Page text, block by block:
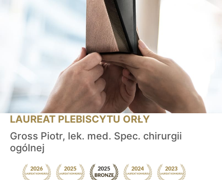
LAUREAT PLEBISCYTU ORŁY
Gross Piotr, lek. med. Spec. chirurgii
ogólnej